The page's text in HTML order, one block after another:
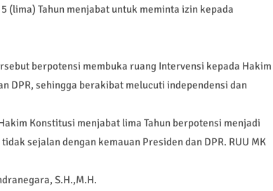
(lima) Tahun menjabat untuk meminta izin kepada
berpotensi membuka ruang Intervensi kepada Hakim
DPR, sehingga berakibat melucuti independensi dan
Konstitusi menjabat lima Tahun berpotensi menjadi
sejalan dengan kemauan Presiden dan DPR. RUU MK
S.H.,M.H.